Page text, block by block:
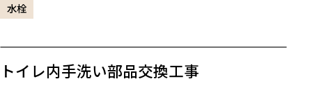
水栓
トイレ内手洗い部品交換工事